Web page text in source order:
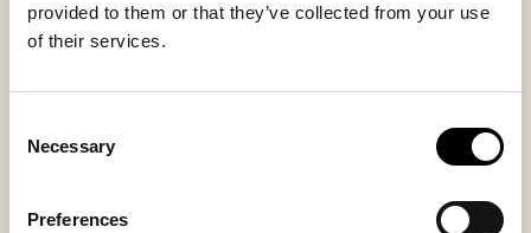
provided to them or that they’ve collected from your use
of their services.
Selection
Necessary
Preferences
Sisäpohjalliset - Miehet
Mokkanahkaiset sisäpohjalliset
Sisäpohjalliset - Naiset